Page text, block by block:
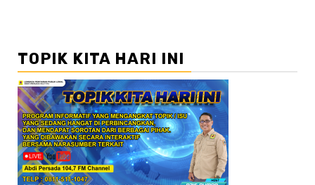
TOPIK KITA HARI INI